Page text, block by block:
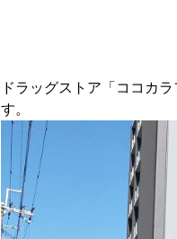
ドラッグストア「ココカ
す。